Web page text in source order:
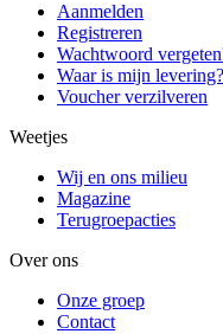
Aanmelden
Registreren
Wachtwoord
Waar is mijn levering?
Voucher verzilveren
Weetjes
Wij en ons milieu
Magazine
Terugroepacties
Over ons
Onze groep
Contact